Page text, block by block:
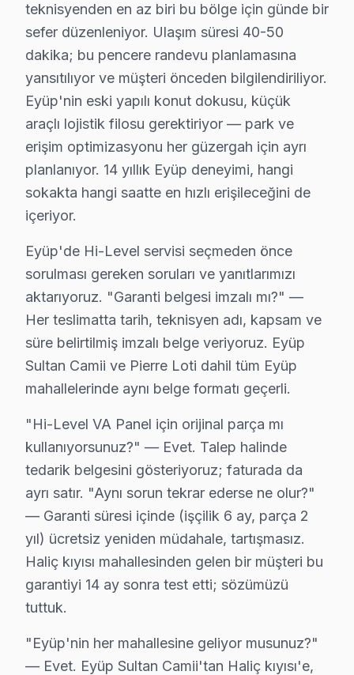
Eyüp Hi-Level Servis: En Çok Sorulan
Eyüp Hi-Level akıllı TV tamirinde iki kritik bilgi: (1)
Hi-Level Televizyon Tamiri
✓ 15+ Yıl Deneyim
✓ Yazılı Garanti Belgesi
✓ Ücretsiz Arıza Tespiti
Eyüp, İstanbul'un köklü ilçelerinden biri olup bölgemizdeki
Hi-Level Devre Mimarisi: Eyüp Teknisyen
Eyüp ilçesinde bulunan Hi-Level televizyonlarının
Eyüp bölgesinden gelen şikayetlerde, en sık
Eyüp’teki Hi-Level modellerinin çoğunluğu, özellikle
Bu modellerde, kullanılan devre elemanlarının kalitesi
Hi-Level Anakart ve Panel Sorunları: Teknik
Hi-Level televizyonlarında bölgemizden gelen en sık
İkinci sorun, "Panel Kırılması" olarak
Üçüncü olarak, "Güç Kartı Arızası" en yaygın diğer
Dördüncü sorun ise "Backlight Sorunu" olarak bilinir.
Bu teknik sorunlar, Hi-Level televizyonlarının Eyüp
teknisyenden en az biri bu bölge için günde bir
sefer düzenleniyor. Ulaşım süresi 40-50
dakika; bu pencere randevu planlamasına
yansıtılıyor ve müşteri önceden bilgilendiriliyor.
Eyüp'nin eski yapılı konut dokusu, küçük
araçlı lojistik filosu gerektiriyor — park ve
erişim optimizasyonu her güzergah için ayrı
planlanıyor. 14 yıllık Eyüp deneyimi, hangi
sokakta hangi saatte en hızlı erişileceğini de
içeriyor.
Eyüp'de Hi-Level servisi seçmeden önce
sorulması gereken soruları ve yanıtlarımızı
aktarıyoruz. "Garanti belgesi imzalı mı?" —
Her teslimatta tarih, teknisyen adı, kapsam ve
süre belirtilmiş imzalı belge veriyoruz. Eyüp
Sultan Camii ve Pierre Loti dahil tüm Eyüp
mahallelerinde aynı belge formatı geçerli.
"Hi-Level VA Panel için orijinal parça mı
kullanıyorsunuz?" — Evet. Talep halinde
tedarik belgesini gösteriyoruz; faturada da
ayrı satır. "Aynı sorun tekrar ederse ne olur?"
— Garanti süresi içinde (işçilik 6 ay, parça 2
yıl) ücretsiz yeniden müdahale, tartışmasız.
Haliç kıyısı mahallesinden gelen bir müşteri bu
garantiyi 14 ay sonra test etti; sözümüzü
tuttuk.
"Eyüp'nin her mahallesine geliyor musunuz?"
— Evet. Eyüp Sultan Camii'tan Haliç kıyısı'e,